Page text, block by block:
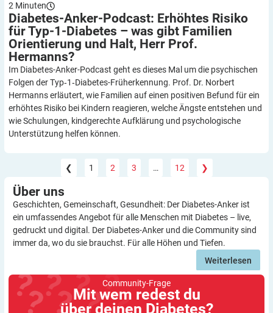
2 Minuten
Diabetes-Anker-Podcast: Erhöhtes Risiko
für Typ-1-Diabetes – was gibt Familien
Orientierung und Halt, Herr Prof.
Hermanns?
Im Diabetes-Anker-Podcast geht es dieses Mal um die psychischen
Folgen der Typ‑1‑Diabetes-Früherkennung. Prof. Dr. Norbert
Hermanns erläutert, wie Familien auf einen positiven Befund für ein
erhöhtes Risiko bei Kindern reagieren, welche Ängste entstehen und
wie Schulungen, kindgerechte Aufklärung und psychologische
Unterstützung helfen können.
❮ 1 2 3 … 12 ❯
Über uns
Geschichten, Gemeinschaft, Gesundheit: Der Diabetes-Anker ist
ein umfassendes Angebot für alle Menschen mit Diabetes – live,
gedruckt und digital. Der Diabetes-Anker und die Community sind
immer da, wo du sie brauchst. Für alle Höhen und Tiefen.
Weiterlesen
Community-Frage
Mit wem redest du
über deinen Diabetes?